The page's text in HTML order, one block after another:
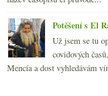
Potěšení s El
Už jsem se tu
covidových
Mencía a dost vyhledávám